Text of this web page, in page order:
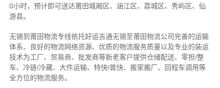
0小时，预计即可送达莆田城厢区、涵江区、荔城区、秀屿区、仙
游县。
无锡到莆田物流专线依托好运吉通无锡至莆田物流公司完善的运输
体系、良好的物流网络资源、优质的物流服务质量以及专业的装运
技术为工厂、贸易商、批发商等新老客户提供仓储配送、零担/整
车、冷链/冷藏、大件运输、特快/普快、搬家搬厂、回程车调用等
全方位的物流服务。